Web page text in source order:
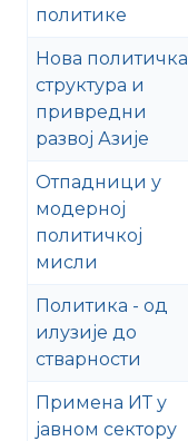
политике
Нова политичка
структура и
привредни
развој Азије
Отпадници у
модерној
политичкој
мисли
Политика - од
илузије до
стварности
Примена ИТ у
јавном сектору